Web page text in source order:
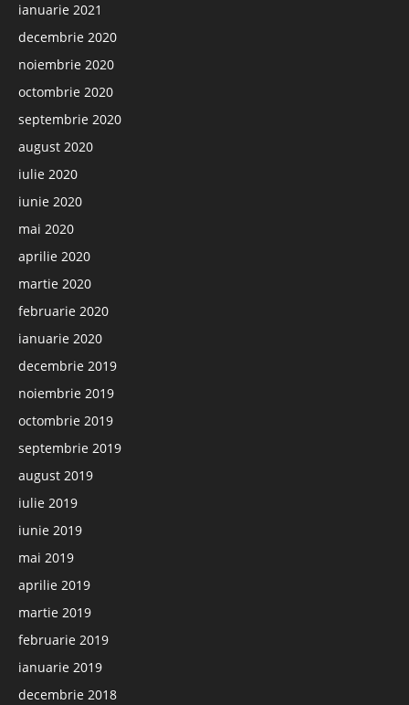
ianuarie 2021
decembrie 2020
noiembrie 2020
octombrie 2020
septembrie 2020
august 2020
iulie 2020
iunie 2020
mai 2020
aprilie 2020
martie 2020
februarie 2020
ianuarie 2020
decembrie 2019
noiembrie 2019
octombrie 2019
septembrie 2019
august 2019
iulie 2019
iunie 2019
mai 2019
aprilie 2019
martie 2019
februarie 2019
ianuarie 2019
decembrie 2018